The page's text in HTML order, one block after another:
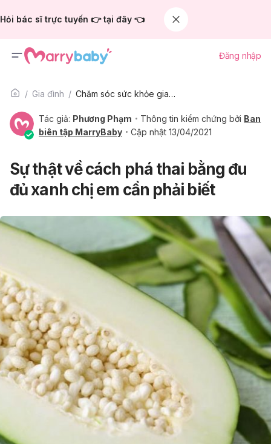
Hỏi bác sĩ trực tuyến 👉 tại đây 👈
Đăng nhập
Gia đình Chăm sóc sức khỏe gia đình
Tác giả: Phương Phạm Thông tin kiểm chứng bởi Ban
biên tập MarryBaby
Cập nhật 13/04/2021
Sự thật về cách phá thai bằng đu
đủ xanh chị em cần phải biết